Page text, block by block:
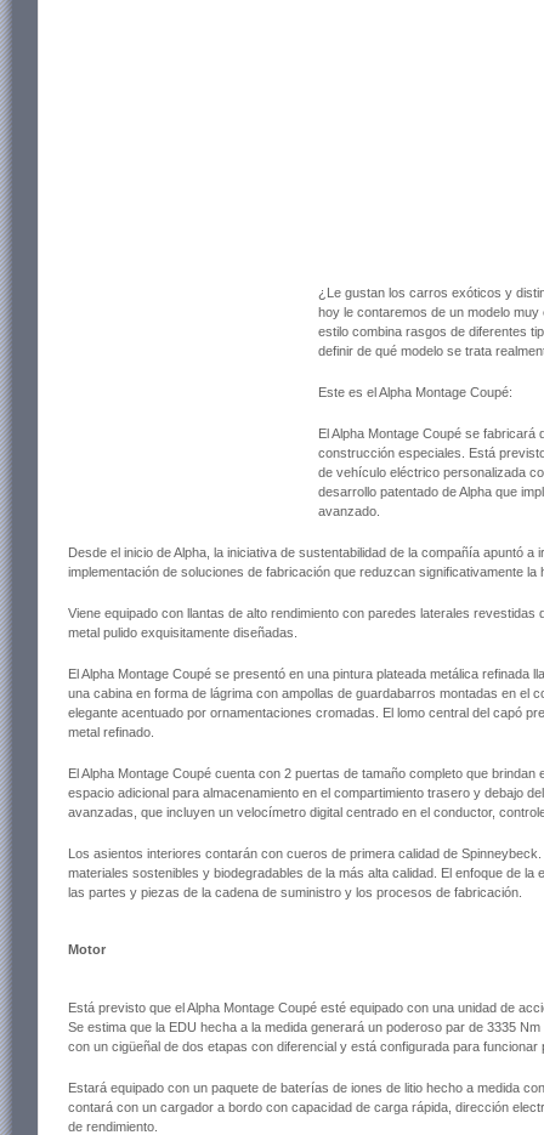
¿Le gustan los carros exóticos y
hoy le contaremos de un modelo
estilo combina rasgos de diferentes
definir de qué modelo se trata
Este es el Alpha Montage Coupé:
El Alpha Montage Coupé se
construcción especiales. Está
de vehículo eléctrico personalizada
desarrollo patentado de Alpha que
avanzado.
Desde el inicio de Alpha, la iniciativa de sustentabilidad de la compañía apuntó
implementación de soluciones de fabricación que reduzcan significativamente la
Viene equipado con llantas de alto rendimiento con paredes laterales
metal pulido exquisitamente diseñadas.
El Alpha Montage Coupé se presentó en una pintura plateada metálica refinada
una cabina en forma de lágrima con ampollas de guardabarros montadas en el
elegante acentuado por ornamentaciones cromadas. El lomo central del capó
metal refinado.
El Alpha Montage Coupé cuenta con 2 puertas de tamaño completo que
espacio adicional para almacenamiento en el compartimiento trasero y debajo
avanzadas, que incluyen un velocímetro digital centrado en el conductor,
Los asientos interiores contarán con cueros de primera calidad de
materiales sostenibles y biodegradables de la más alta calidad. El enfoque de
las partes y piezas de la cadena de suministro y los procesos de fabricación.
Motor
Está previsto que el Alpha Montage Coupé esté equipado con una unidad de
Se estima que la EDU hecha a la medida generará un poderoso par de 3335
con un cigüeñal de dos etapas con diferencial y está configurada para
Estará equipado con un paquete de baterías de iones de litio hecho a medida
contará con un cargador a bordo con capacidad de carga rápida, dirección
de rendimiento.